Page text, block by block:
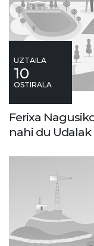
UZTAILA
10
OSTIRALA
Ferixa
nahi du Udalak